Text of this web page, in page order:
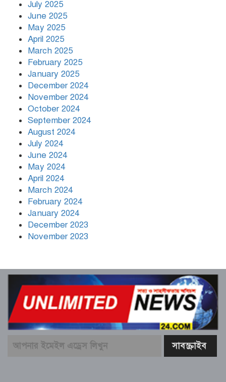
July 2025
June 2025
May 2025
April 2025
March 2025
February 2025
January 2025
December 2024
November 2024
October 2024
September 2024
August 2024
July 2024
June 2024
May 2024
April 2024
March 2024
February 2024
January 2024
December 2023
November 2023